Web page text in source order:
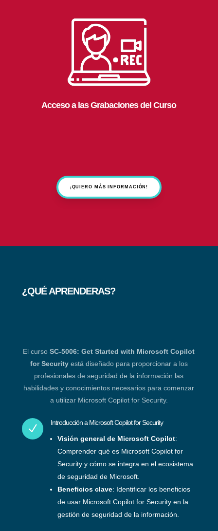
Acceso a las Grabaciones del Curso
¡QUIERO MÁS INFORMACIÓN!
¿QUÉ APRENDERAS?
El cursoSC-5006: Get Started with Microsoft Copilot
for Securityestá diseñado para proporcionar a los
profesionales de seguridad de la información las
habilidades y conocimientos necesarios para comenzar
a utilizar Microsoft Copilot for Security.
N Introducción a Microsoft Copilot for Security
Visión general de Microsoft Copilot:
Comprender qué es Microsoft Copilot for
Security y cómo se integra en el ecosistema
de seguridad de Microsoft.
Beneficios clave: Identificar los beneficios
de usar Microsoft Copilot for Security en la
gestión de seguridad de la información.